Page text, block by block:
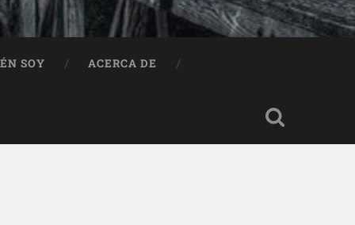
SOY ACERCA DE